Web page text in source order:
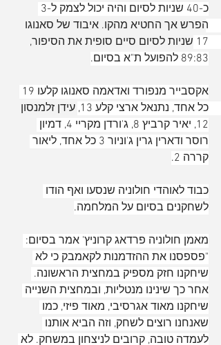
הפרש אך החטיא מהקו. איבוד של סאנוגו
17 שניות לסיום סיים סופית את הסיפור,
89:83 להפועל ת"א בסיום.
כל אחד, נתנאל ארצי קלע 13, עידן זלמנסון
12, יאיר קרביץ 8, ג'ורדן מקריי 4, דמיון
רוסר ודארין גרין ג'וניור 3 כל אחד, ליאור
קררה 2.
כבוד לאוהדי חולוניה שנסעו ואף הודו
לשחקנים בסיום על המלחמה.
מאמן חולוניה פרדאג קרוניץ' אמר בסיום:
"פספסנו את ההזדמנות לקאמבק כי לא
שיחקנו חזק מספיק במחצית הראשונה.
אחר כך שינינו מנטליות, ובמחצית השנייה
שיחקנו מאוד אגרסיבי, מאוד פיזי, כמו
שאנחנו רוצים לשחק, וזה הביא אותנו
לעמדה טובה, קרובים לניצחון במשחק. לא